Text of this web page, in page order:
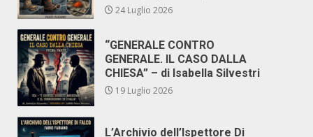
24 Luglio 2026
“GENERALE CONTRO
GENERALE. IL CASO DALLA
CHIESA” – di Isabella Silvestri
19 Luglio 2026
L’Archivio dell’Ispettore Di